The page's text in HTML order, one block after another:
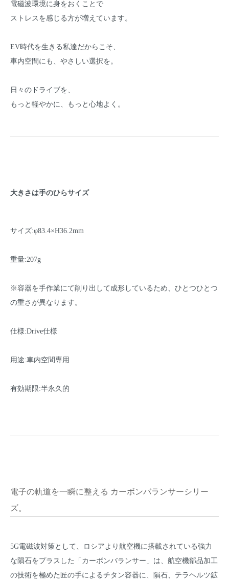
電磁波環境に身をおくことで
ストレスを感じる方が増えています。
EV時代を生きる私達だからこそ、
車内空間にも、やさしい選択を。
日々のドライブを、
もっと軽やかに、もっと心地よく。
大きさは手のひらサイズ
サイズ:φ83.4×H36.2mm
重量:207g
※容器を手作業にて削り出して成形しているため、ひとつひとつ
の重さが異なります。
仕様:Drive仕様
用途:車内空間専用
有効期限:半永久的
電子の軌道を一瞬に整える カーボンバランサーシリー
ズ。
5G電磁波対策として、ロシアより航空機に搭載されている強力
な隕石をプラスした「カーボンバランサー」は、航空機部品加工
の技術を極めた匠の手によるチタン容器に、隕石、テラヘルツ鉱